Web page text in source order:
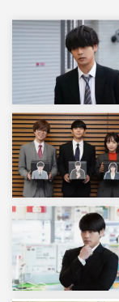
いでお祝い。スタ
誕生日でした！
と思った～～」
日当日も撮影が
が、撮影がギリギ
ができず、“お祝
た。
バースデーソング
とうございます！
に見守られる中
デーソングに合
「（誕生日当日